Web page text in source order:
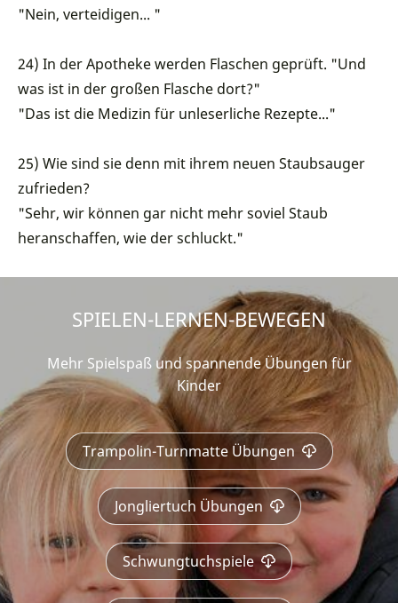
"Nein, verteidigen... "
24) In der Apotheke werden Flaschen geprüft. "Und
was ist in der großen Flasche dort?"
"Das ist die Medizin für unleserliche Rezepte..."
25) Wie sind sie denn mit ihrem neuen Staubsauger
zufrieden?
"Sehr, wir können gar nicht mehr soviel Staub
heranschaffen, wie der schluckt."
SPIELEN-LERNEN-BEWEGEN
Mehr Spielspaß und spannende Übungen für
Kinder
Trampolin-Turnmatte Übungen
Jongliertuch Übungen
Schwungtuchspiele